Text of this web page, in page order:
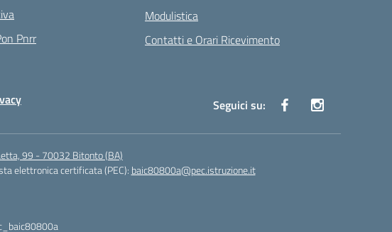
Pnrr
Modulistica
Contatti e Orari Ricevimento
Seguici su:
99 - 70032 Bitonto (BA)
elettronica certificata (PEC): baic80800a@pec.istruzione.it